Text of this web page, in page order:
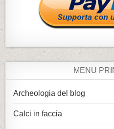
MENU
Archeologia del blog
Calci in faccia